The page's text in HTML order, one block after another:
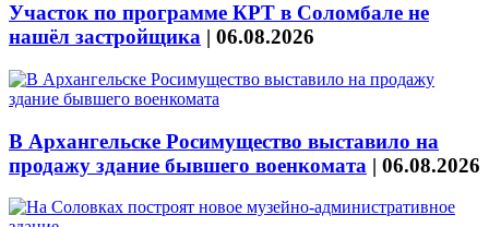
Участок по программе КРТ в Соломбале не
нашёл застройщика | 06.08.2026
В Архангельске Росимущество выставило на
продажу здание бывшего военкомата | 06.08.2026